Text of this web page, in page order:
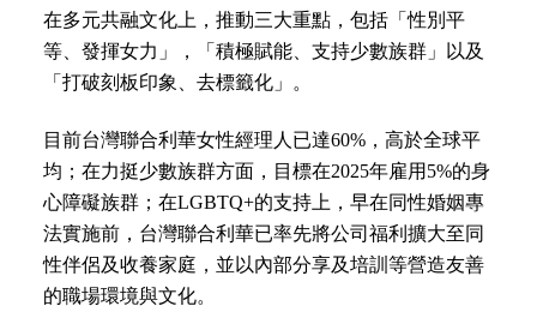
在多元共融文化上，推動三大重點，包括「性別平
等、 發揮女力」，「積極賦能、支持少數族群」以及
「打破刻板印象、去標籤化」。
目前台灣聯合利華女性經理人已達60%，高於全球平
均；在力挺少數族群方面，目標在2025年雇用 5%的身
心障礙族群；在LGBTQ+的支持上，早在同性婚姻專
法實施前，台灣聯合利華已率先將公司福利擴大至同
性伴侶及收養家庭，並以內部分享及培訓等營造友善
的職場環境與文化。